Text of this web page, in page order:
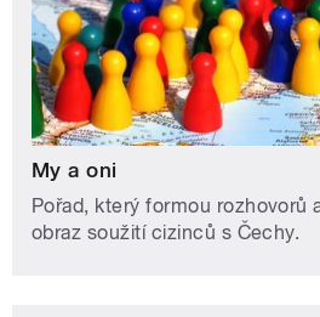
My a oni
Pořad, který formou rozhovorů
obraz soužití cizinců s Čechy.